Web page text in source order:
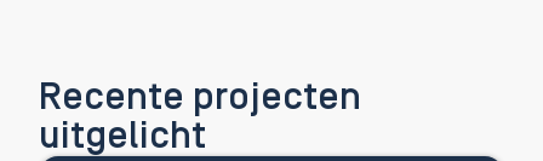
Recente projecten
uitgelicht